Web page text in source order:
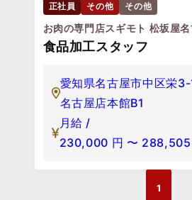
正社員 その他 その他
お肉の専門店スギモト 松坂屋
食品加工スタッフ
愛知県名古屋市中区栄
名古屋店本館B1
月給 /
230,000 円 〜 288,505
1